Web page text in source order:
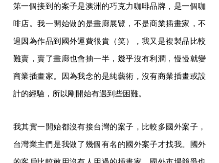
第一個接到的案子是澳洲的巧克力咖啡品牌，是一個咖
啡店。我一開始做的是畫廊展覽，不是商業插畫家，不
過因為作品到國外運費很貴（笑），我又是複製品比較
難賣，賣了畫廊也會抽一半，幾乎沒有利潤，慢慢就變
商業插畫家。因為我念的是純藝術，沒有商業插畫或設
計的經驗，所以剛開始有遇到些困難。
我其實一開始都沒有接台灣的案子，比較多國外案子，
台灣業主們是我做了幾個有名的國外案子才找我。國外